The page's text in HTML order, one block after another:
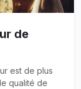
de
est de plus
qualité de